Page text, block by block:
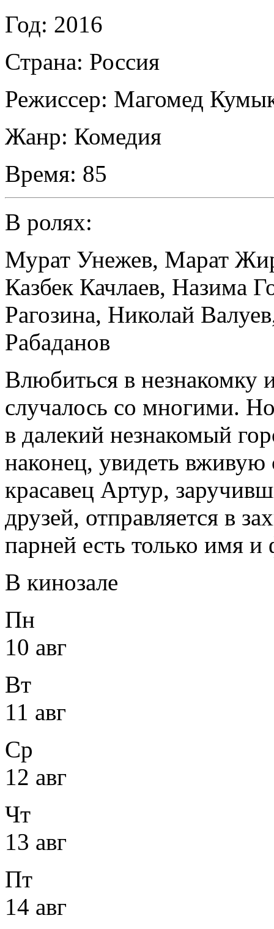
Год: 2016
Страна: Россия
Режиссер: Магомед
Жанр: Комедия
Время: 85
В ролях:
Мурат Унежев, Марат
Казбек К­ачлаев, Назима
Рагозина, Николай Валуев
Рабад­анов
Влюбиться в незнакомку
случалось со многими.
в далекий незнакомый
наконец, увидеть
красавец Артур,
друзей, отправляется в
парней есть только имя
В кинозале
Пн
10 авг
Вт
11 авг
Ср
12 авг
Чт
13 авг
Пт
14 авг